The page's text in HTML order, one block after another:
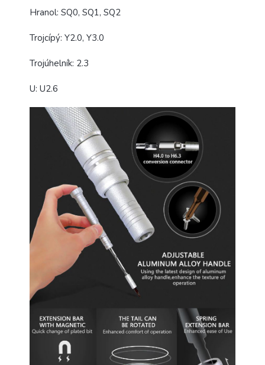
Hranol: SQ0, SQ1, SQ2
Trojcípý: Y2.0, Y3.0
Trojúhelník: 2.3
U: U2.6